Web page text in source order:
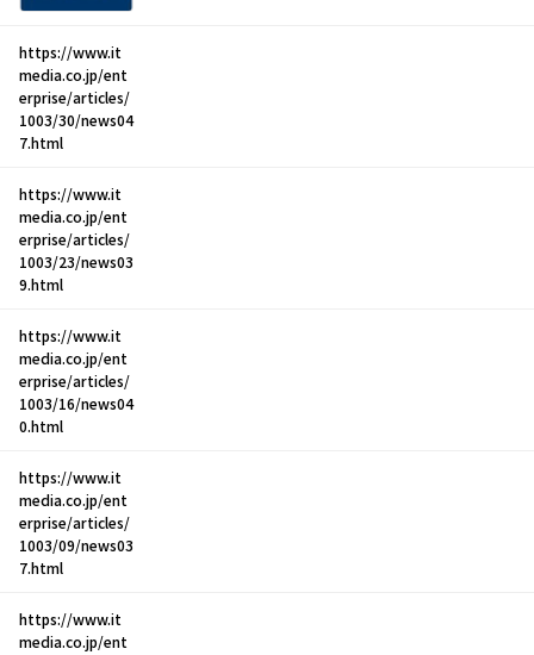
https://www.it
media.co.jp/ent
erprise/articles/
1003/30/news04
7.html
https://www.it
media.co.jp/ent
erprise/articles/
1003/23/news03
9.html
https://www.it
media.co.jp/ent
erprise/articles/
1003/16/news04
0.html
https://www.it
media.co.jp/ent
erprise/articles/
1003/09/news03
7.html
https://www.it
media.co.jp/ent